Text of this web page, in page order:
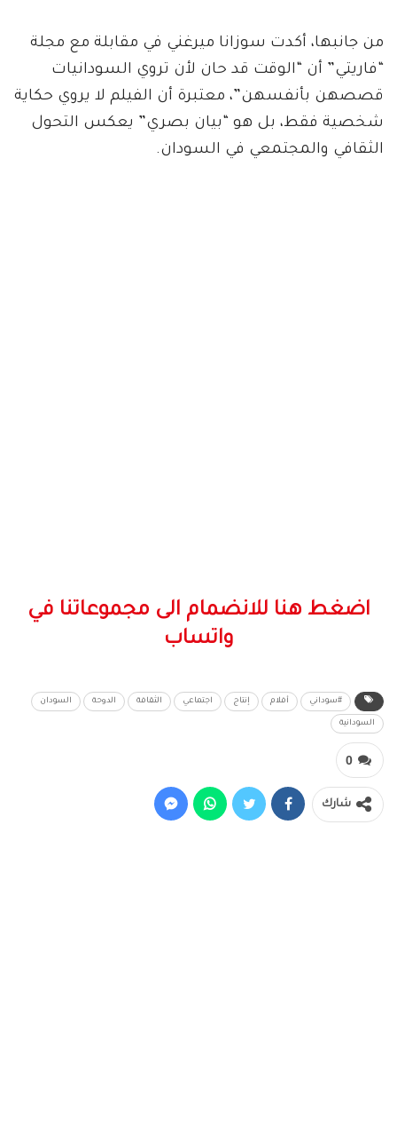
من جانبها، أكدت سوزانا ميرغني في مقابلة مع مجلة
“فاريتي” أن “الوقت قد حان لأن تروي السودانيات
قصصهن بأنفسهن”، معتبرة أن الفيلم لا يروي حكاية
شخصية فقط، بل هو “بيان بصري” يعكس التحول
الثقافي والمجتمعي في السودان.
اضغط هنا للانضمام الى مجموعاتنا في
واتساب
#سوداني أفلام إنتاج اجتماعي الثقافة الدوحة السودان
السودانية
0
شارك